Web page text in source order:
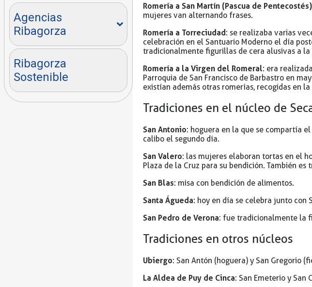
Agencias
Ribagorza
Ribagorza
Sostenible
Romería a San Martín (Pascua de Pentecostés)
mujeres van alternando frases.
Romería a Torreciudad: se realizaba varias
celebración en el Santuario Moderno el día
tradicionalmente figurillas de cera alusivas a
Romería a la Virgen del Romeral: era
Parroquia de San Francisco de Barbastro en
existían además otras romerías, recogidas en
Tradiciones en el núcleo de
San Antonio: hoguera en la que se compartía
calibo el segundo día.
San Valero: las mujeres elaboran tortas en el
Plaza de la Cruz para su bendición. También
San Blas: misa con bendición de alimentos.
Santa Águeda: hoy en día se celebra junto con
San Pedro de Verona: fue tradicionalmente la
Tradiciones en otros núcleos
Ubiergo: San Antón (hoguera) y San Gregorio
La Aldea de Puy de Cinca: San Emeterio y